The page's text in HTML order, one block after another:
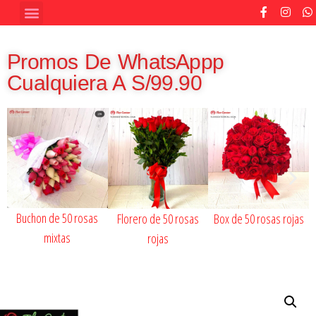
Promos De WhatsAppp
Cualquiera A S/99.90
Buchon de 50 rosas
mixtas
Florero de 50 rosas
rojas
Box de 50 rosas rojas